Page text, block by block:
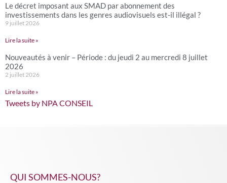
Le décret imposant aux SMAD par abonnement des
investissements dans les genres audiovisuels est-il illégal ?
9 juillet 2026
Lire la suite »
Nouveautés à venir – Période : du jeudi 2 au mercredi 8 juillet
2026
2 juillet 2026
Lire la suite »
Tweets by NPA CONSEIL
QUI SOMMES-NOUS?